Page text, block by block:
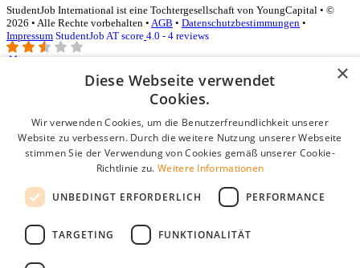
StudentJob International ist eine Tochtergesellschaft von YoungCapital • ©
2026 • Alle Rechte vorbehalten • AGB • Datenschutzbestimmungen •
Impressum StudentJob AT score 4.0 - 4 reviews
Login für Unternehmen
E-Mail*
Passwort
Angemeldet bleiben
Passwort vergessen?
Kostenloses Unternehmensprofil
×
Diese Webseite verwendet
Cookies.
Wir verwenden Cookies, um die Benutzerfreundlichkeit unserer
Website zu verbessern. Durch die weitere Nutzung unserer Webseite
stimmen Sie der Verwendung von Cookies gemäß unserer Cookie-
Richtlinie zu. Weitere Informationen
UNBEDINGT ERFORDERLICH PERFORMANCE
TARGETING FUNKTIONALITÄT